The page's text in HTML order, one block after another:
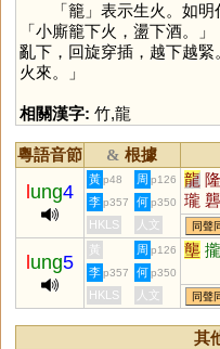
「籠」表示生火。如明
「小廝籠下火，盪下酒。
亂下，回旋穿插，越下越
火來。」
相關漢字: 竹,龍
粵語音節 & 根據
ung4
黃 p48 周 p126 龍 隆
瓏 礱
谾 豅
蠪
李 p357 何 p350
HKLS 人文 同聲
ung5
黃 周 p126 壟 攏
李 p357 何 p350
HKLS 人文 同聲
其